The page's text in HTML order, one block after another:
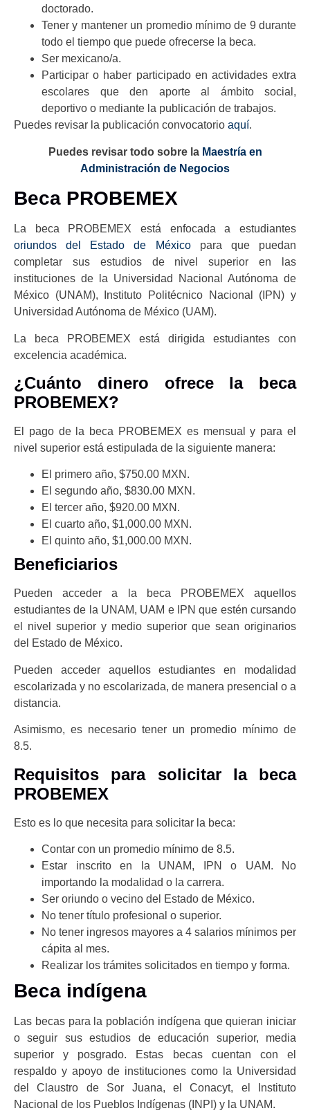
doctorado.
Tener y mantener un promedio mínimo de 9 durante
todo el tiempo que puede ofrecerse la beca.
Ser mexicano/a.
Participar o haber participado en actividades extra
escolares que den aporte al ámbito social,
deportivo o mediante la publicación de trabajos.
Puedes revisar la publicación convocatorio aquí.
Puedes revisar todo sobre la Maestría en
Administración de Negocios
Beca PROBEMEX
La beca PROBEMEX está enfocada a estudiantes
oriundos del Estado de Méxicopara que puedan
completar sus estudios de nivel superior en las
instituciones de la Universidad Nacional Autónoma de
México (UNAM), Instituto Politécnico Nacional (IPN) y
Universidad Autónoma de México (UAM).
La beca PROBEMEX está dirigida estudiantes con
excelencia académica.
¿Cuánto dinero ofrece la beca
PROBEMEX?
El pago de la beca PROBEMEX es mensual y para el
nivel superior está estipulada de la siguiente manera:
El primero año, $750.00 MXN.
El segundo año, $830.00 MXN.
El tercer año, $920.00 MXN.
El cuarto año, $1,000.00 MXN.
El quinto año, $1,000.00 MXN.
Beneficiarios
Pueden acceder a la beca PROBEMEX aquellos
estudiantes de la UNAM, UAM e IPN que estén cursando
el nivel superior y medio superior que sean originarios
del Estado de México.
Pueden acceder aquellos estudiantes en modalidad
escolarizada y no escolarizada, de manera presencial o a
distancia.
Asimismo, es necesario tener un promedio mínimo de
8.5.
Requisitos para solicitar la beca
PROBEMEX
Esto es lo que necesita para solicitar la beca:
Contar con un promedio mínimo de 8.5.
Estar inscrito en la UNAM, IPN o UAM. No
importando la modalidad o la carrera.
Ser oriundo o vecino del Estado de México.
No tener título profesional o superior.
No tener ingresos mayores a 4 salarios mínimos per
cápita al mes.
Realizar los trámites solicitados en tiempo y forma.
Beca indígena
Las becas para la población indígena que quieran iniciar
o seguir sus estudios de educación superior, media
superior y posgrado. Estas becas cuentan con el
respaldo y apoyo de instituciones como la Universidad
del Claustro de Sor Juana, el Conacyt, el Instituto
Nacional de los Pueblos Indígenas (INPI) y la UNAM.